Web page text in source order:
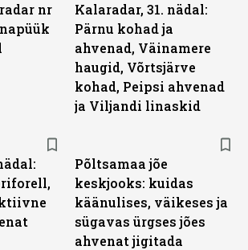
nr
Kalaradar, 31. nädal:
Pärnu kohad ja
ahvenad, Väinamere
haugid, Võrtsjärve
kohad, Peipsi ahvenad
ja Viljandi linaskid
Põltsamaa jõe
keskjooks: kuidas
käänulises, väikeses ja
sügavas ürgses jões
ahvenat jigitada